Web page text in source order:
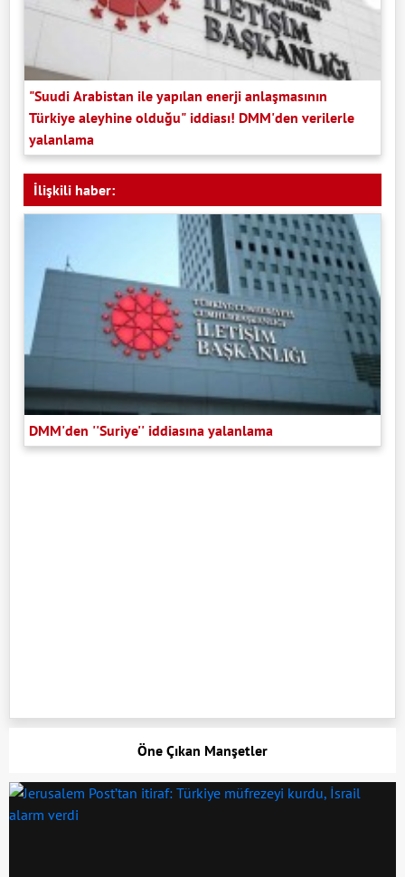
"Suudi Arabistan ile yapılan enerji anlaşmasının
Türkiye aleyhine olduğu" iddiası! DMM'den verilerle
yalanlama
İlişkili haber:
DMM'den ''Suriye'' iddiasına yalanlama
Öne Çıkan Manşetler